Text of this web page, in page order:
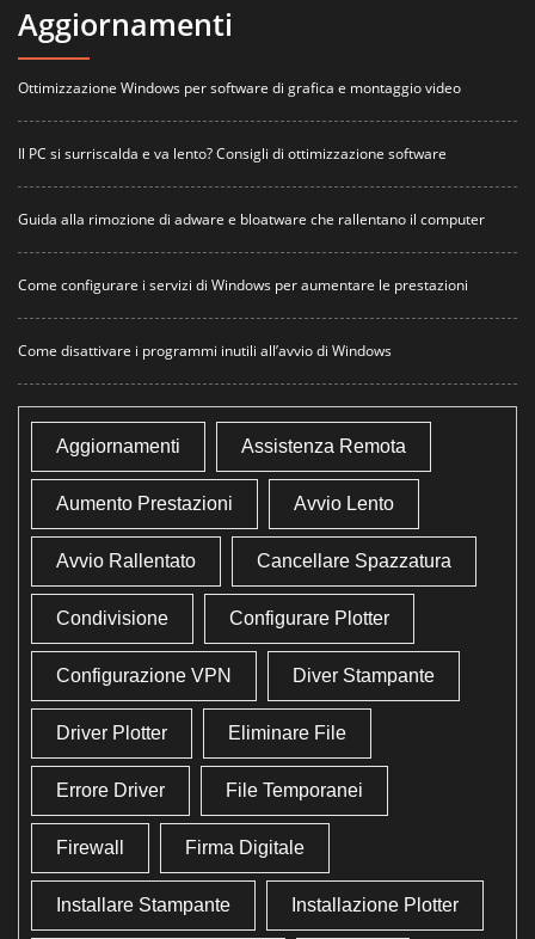
Aggiornamenti
Ottimizzazione Windows per software di grafica e montaggio video
Il PC si surriscalda e va lento? Consigli di ottimizzazione software
Guida alla rimozione di adware e bloatware che rallentano il computer
Come configurare i servizi di Windows per aumentare le prestazioni
Come disattivare i programmi inutili all’avvio di Windows
Aggiornamenti Assistenza Remota
Aumento Prestazioni Avvio Lento
Avvio Rallentato Cancellare Spazzatura
Condivisione Configurare Plotter
Configurazione VPN Diver Stampante
Driver Plotter Eliminare File
Errore Driver File Temporanei
Firewall Firma Digitale
Installare Stampante Installazione Plotter